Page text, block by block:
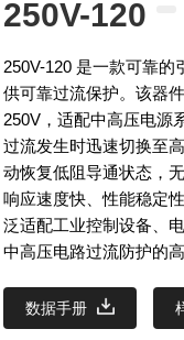
250V-120
250V-120 是一款可靠
供可靠过流保护。该器
250V，适配中高压电源
过流发生时迅速切换至
动恢复低阻导通状态，
响应速度快、性能稳定
泛适配工业控制设备、
中高压电路过流防护的高
数据手册